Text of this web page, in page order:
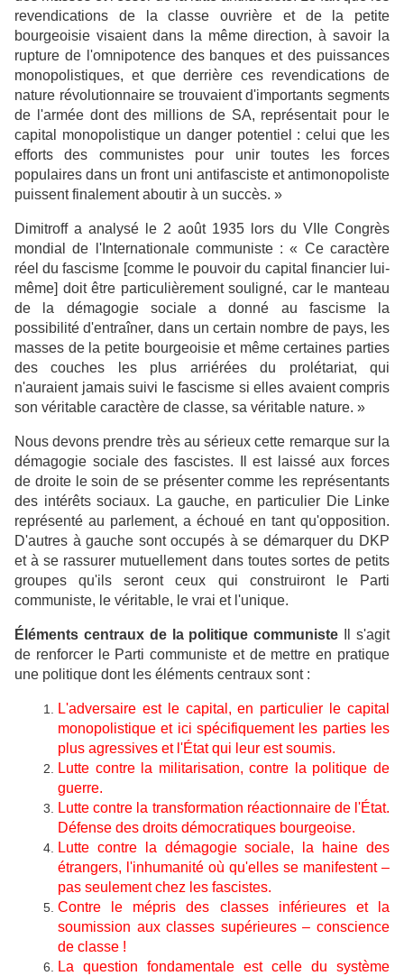
revendications de la classe ouvrière et de la petite
bourgeoisie visaient dans la même direction, à savoir la
rupture de l'omnipotence des banques et des puissances
monopolistiques, et que derrière ces revendications de
nature révolutionnaire se trouvaient d'importants segments
de l'armée dont des millions de SA, représentait pour le
capital monopolistique un danger potentiel : celui que les
efforts des communistes pour unir toutes les forces
populaires dans un front uni antifasciste et antimonopoliste
puissent finalement aboutir à un succès. »
Dimitroff a analysé le 2 août 1935 lors du VIIe Congrès
mondial de l'Internationale communiste : « Ce caractère
réel du fascisme [comme le pouvoir du capital financier lui-
même] doit être particulièrement souligné, car le manteau
de la démagogie sociale a donné au fascisme la
possibilité d'entraîner, dans un certain nombre de pays, les
masses de la petite bourgeoisie et même certaines parties
des couches les plus arriérées du prolétariat, qui
n'auraient jamais suivi le fascisme si elles avaient compris
son véritable caractère de classe, sa véritable nature. »
Nous devons prendre très au sérieux cette remarque sur la
démagogie sociale des fascistes. Il est laissé aux forces
de droite le soin de se présenter comme les représentants
des intérêts sociaux. La gauche, en particulier Die Linke
représenté au parlement, a échoué en tant qu'opposition.
D'autres à gauche sont occupés à se démarquer du DKP
et à se rassurer mutuellement dans toutes sortes de petits
groupes qu'ils seront ceux qui construiront le Parti
communiste, le véritable, le vrai et l'unique.
Éléments centraux de la politique communiste Il s'agit
de renforcer le Parti communiste et de mettre en pratique
une politique dont les éléments centraux sont :
L'adversaire est le capital, en particulier le capital
monopolistique et ici spécifiquement les parties les
plus agressives et l'État qui leur est soumis.
Lutte contre la militarisation, contre la politique de
guerre.
Lutte contre la transformation réactionnaire de l'État.
Défense des droits démocratiques bourgeoise.
Lutte contre la démagogie sociale, la haine des
étrangers, l'inhumanité où qu'elles se manifestent –
pas seulement chez les fascistes.
Contre le mépris des classes inférieures et la
soumission aux classes supérieures – conscience
de classe !
La question fondamentale est celle du système